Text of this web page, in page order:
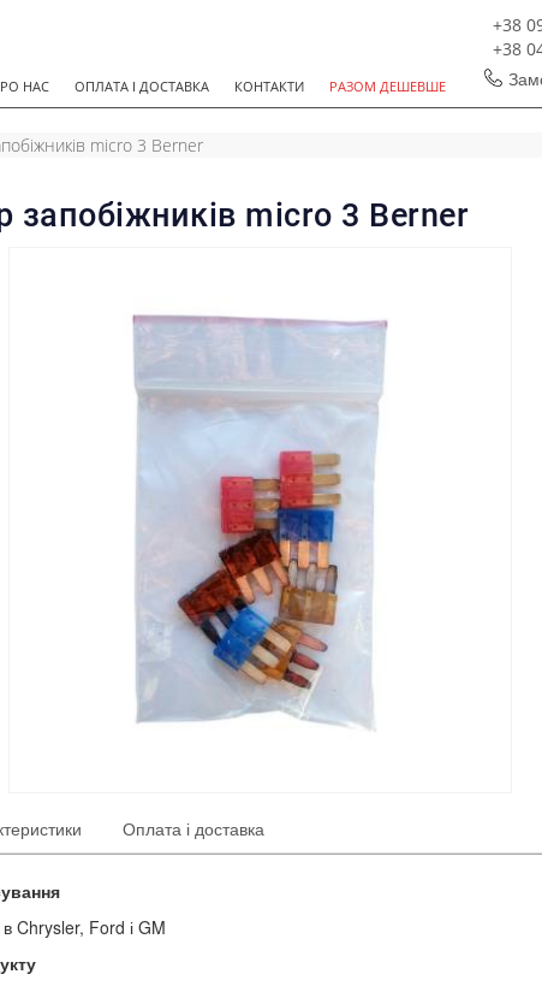
НАС ОПЛАТА І ДОСТАВКА КОНТАКТИ РАЗОМ ДЕШЕВШЕ
+38
+38
micro 3 Berner
запобіжників micro 3 Berner
Оплата і доставка
Chrysler, Ford і GM